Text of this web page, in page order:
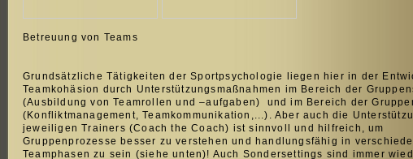
Betreuung von Teams
Grundsätzliche Tätigkeiten der Sportpsychologie liegen hier in der
Teamkohäsion durch Unterstützungsmaßnahmen im Bereich der
(Ausbildung von Teamrollen und –aufgaben) und im Bereich der
(Konfliktmanagement, Teamkommunikation,...). Aber auch die
jeweiligen Trainers (Coach the Coach) ist sinnvoll und hilfreich, um
Gruppenprozesse besser zu verstehen und handlungsfähig in
Teamphasen zu sein (siehe unten)! Auch Sondersettings sind immer